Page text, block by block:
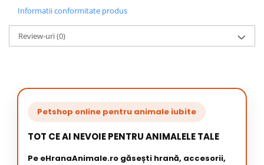
Informatii conformitate produs
Review-uri(0)
Petshop online pentru animale iubite
TOT CE AI NEVOIE PENTRU ANIMALELE TALE
Pe eHranaAnimale.ro găsești hrană, accesorii,